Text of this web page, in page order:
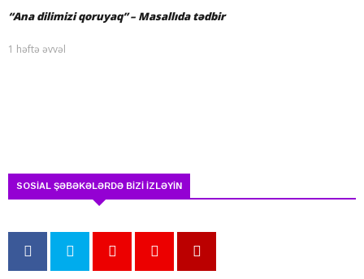
“Ana dilimizi qoruyaq” – Masallıda tədbir
1 həftə əvvəl
SOSİAL ŞƏBƏKƏLƏRDƏ BİZİ İZLƏYİN